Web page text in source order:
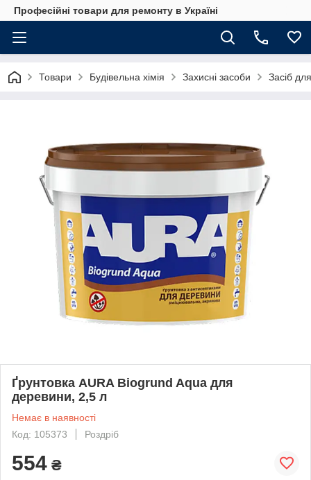
Професійні товари для ремонту в Україні
Товари Будівельна хімія Захисні засоби Засіб
Ґрунтовка AURA Biogrund Aqua для
деревини, 2,5 л
Немає в наявності
Код: 105373
Роздріб
554 ₴